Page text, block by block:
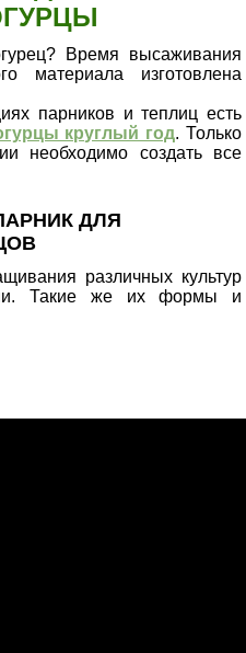
Время высаживания
материала изготовлена
парников и теплиц есть
круглый год. Только
необходимо создать все
ДЛЯ
различных культур
Такие же их формы и